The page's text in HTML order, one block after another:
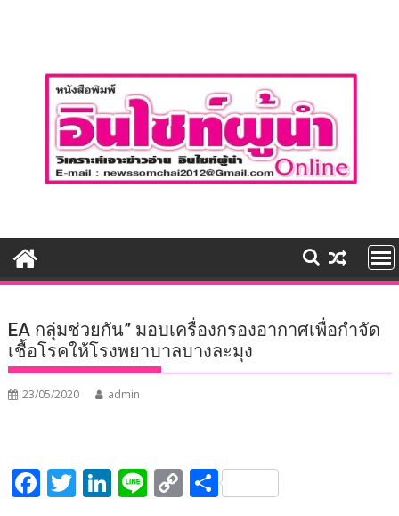
EA กลุ่มช่วยกัน” มอบเครื่องกรองอากาศเพื่อกำจัด
เชื้อโรคให้โรงพยาบาลบางละมุง
23/05/2020 admin
F T Li Li C S